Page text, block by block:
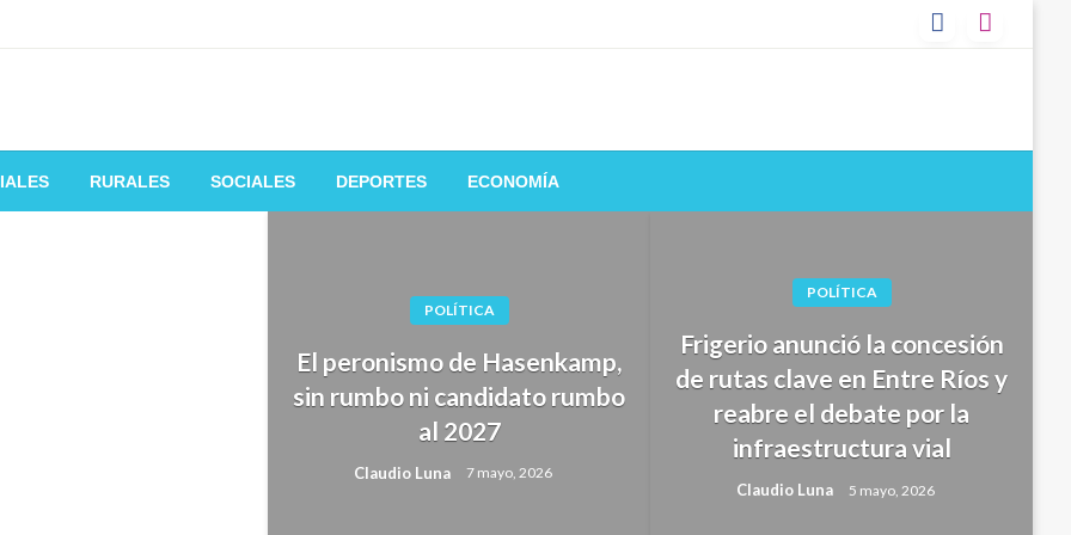
de la manera mas fácil y rápida
RURALES SOCIALES DEPORTES ECONOMÍA
POLÍTICA
El peronismo de Hasenkamp,
sin rumbo ni candidato rumbo
al 2027
Claudio Luna 7 mayo, 2026
POLÍTICA
Frigerio anunció la concesión
de rutas clave en Entre Ríos y
reabre el debate por la
infraestructura vial
Claudio Luna 5 mayo, 2026